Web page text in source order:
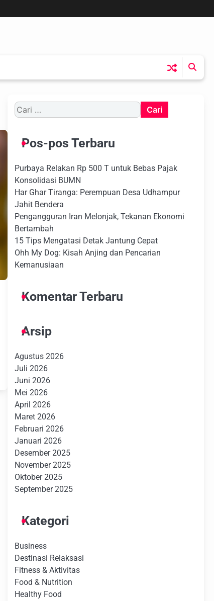
Cari
untuk:
Pos-pos Terbaru
Purbaya Relakan Rp 500 T untuk Bebas Pajak
Konsolidasi BUMN
Har Ghar Tiranga: Perempuan Desa Udhampur
Jahit Bendera
Pengangguran Iran Melonjak, Tekanan Ekonomi
Bertambah
15 Tips Mengatasi Detak Jantung Cepat
Ohh My Dog: Kisah Anjing dan Pencarian
Kemanusiaan
Komentar Terbaru
Arsip
Agustus 2026
Juli 2026
Juni 2026
Mei 2026
April 2026
Maret 2026
Februari 2026
Januari 2026
Desember 2025
November 2025
Oktober 2025
September 2025
Kategori
Business
Destinasi Relaksasi
Fitness & Aktivitas
Food & Nutrition
Healthy Food